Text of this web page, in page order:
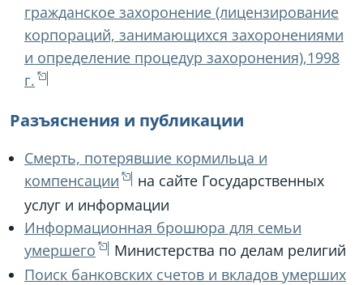
гражданское захоронение (лицензирование
корпораций, занимающихся захоронениями
и определение процедур захоронения),1998
г.
Разъяснения и публикации
Смерть, потерявшие кормильца и
компенсации
на сайте Государственных
услуг и информации
Информационная брошюра для семьи
умершего
Министерства по делам религий
Поиск банковских счетов и вкладов умерших